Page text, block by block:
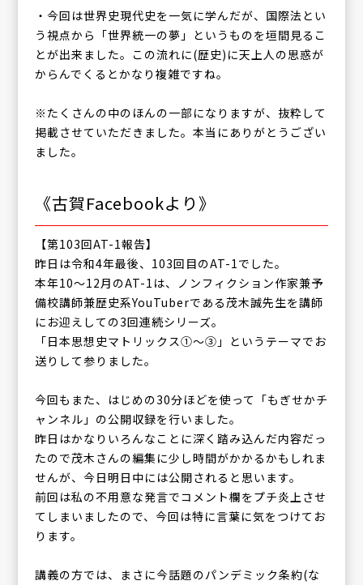
・今回は世界史現代史を一気に学んだが、国際法とい
う視点から「世界統一の夢」というものを垣間見るこ
とが出来ました。この流れに(歴史)に天上人の思惑が
からんでくるとかなり複雑ですね。
※たくさんの中のほんの一部になりますが、抜粋して
掲載させていただきました。本当にありがとうござい
ました。
《古賀Facebookより》
【第103回AT-1報告】
昨日は令和4年最後、103回目のAT-1でした。
本年10〜12月のAT-1は、ノンフィクション作家兼予
備校講師兼歴史系YouTuberである茂木誠先生を講師
にお迎えしての3回連続シリーズ。
「日本思想史マトリックス①〜③」というテーマでお
送りして参りました。
今回もまた、はじめの30分ほどを使って「もぎせかチ
ャンネル」の公開収録を行いました。
昨日はかなりいろんなことに深く踏み込んだ内容だっ
たので茂木さんの編集に少し時間がかかるかもしれま
せんが、今日明日中には公開されると思います。
前回は私の不用意な発言でコメント欄をプチ炎上させ
てしまいましたので、今回は特に言葉に気をつけてお
ります。
講義の方では、まさに今話題のパンデミック条約(な